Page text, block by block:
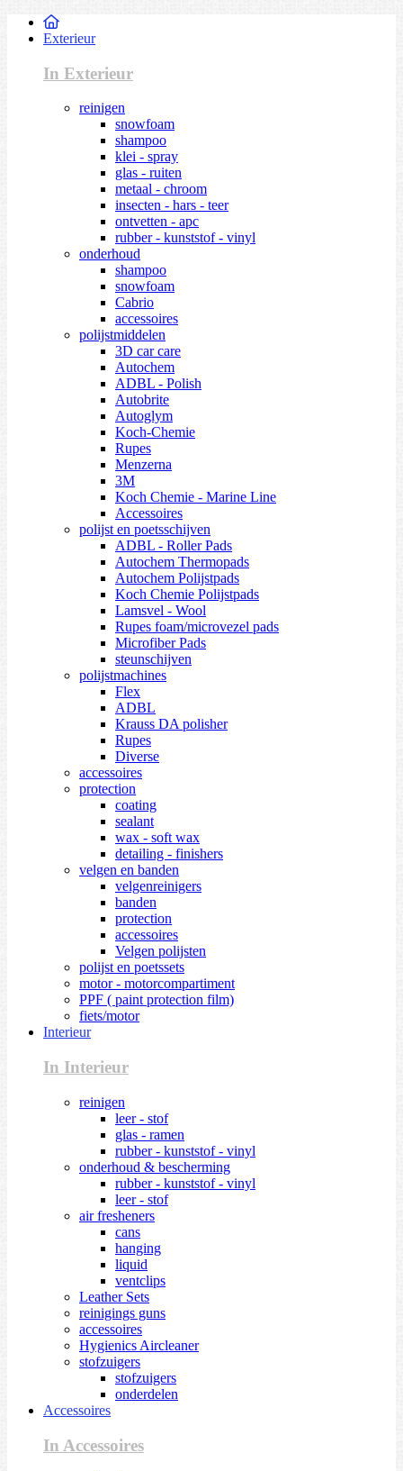
Exterieur
In Exterieur
reinigen
snowfoam
shampoo
klei - spray
glas - ruiten
metaal - chroom
insecten - hars - teer
ontvetten - apc
rubber - kunststof - vinyl
onderhoud
shampoo
snowfoam
Cabrio
accessoires
polijstmiddelen
3D car care
Autochem
ADBL - Polish
Autobrite
Autoglym
Koch-Chemie
Rupes
Menzerna
3M
Koch Chemie - Marine Line
Accessoires
polijst en poetsschijven
ADBL - Roller Pads
Autochem Thermopads
Autochem Polijstpads
Koch Chemie Polijstpads
Lamsvel - Wool
Rupes foam/microvezel pads
Microfiber Pads
steunschijven
polijstmachines
Flex
ADBL
Krauss DA polisher
Rupes
Diverse
accessoires
protection
coating
sealant
wax - soft wax
detailing - finishers
velgen en banden
velgenreinigers
banden
protection
accessoires
Velgen polijsten
polijst en poetssets
motor - motorcompartiment
PPF ( paint protection film)
fiets/motor
Interieur
In Interieur
reinigen
leer - stof
glas - ramen
rubber - kunststof - vinyl
onderhoud & bescherming
rubber - kunststof - vinyl
leer - stof
air fresheners
cans
hanging
liquid
ventclips
Leather Sets
reinigings guns
accessoires
Hygienics Aircleaner
stofzuigers
stofzuigers
onderdelen
Accessoires
In Accessoires